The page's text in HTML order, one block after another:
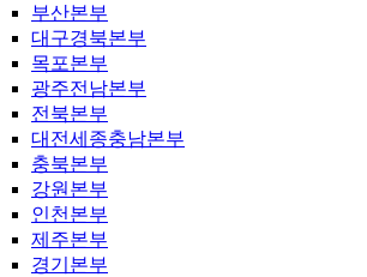
부산본부
대구경북본부
목포본부
광주전남본부
전북본부
대전세종충남본부
충북본부
강원본부
인천본부
제주본부
경기본부